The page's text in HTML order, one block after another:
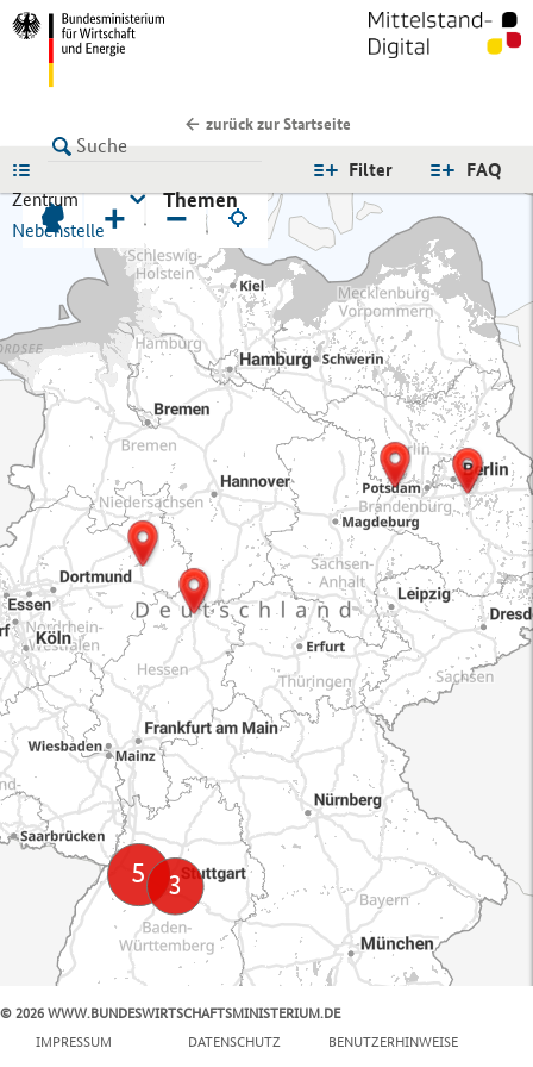
zurück zur Startseite
FAQ
Filter
Zentrum
Nebenstelle
Themen
+ −
© 2026 WWW.BUNDESWIRTSCHAFTSMINISTERIUM.DE
IMPRESSUM
DATENSCHUTZ BENUTZERHINWEISE